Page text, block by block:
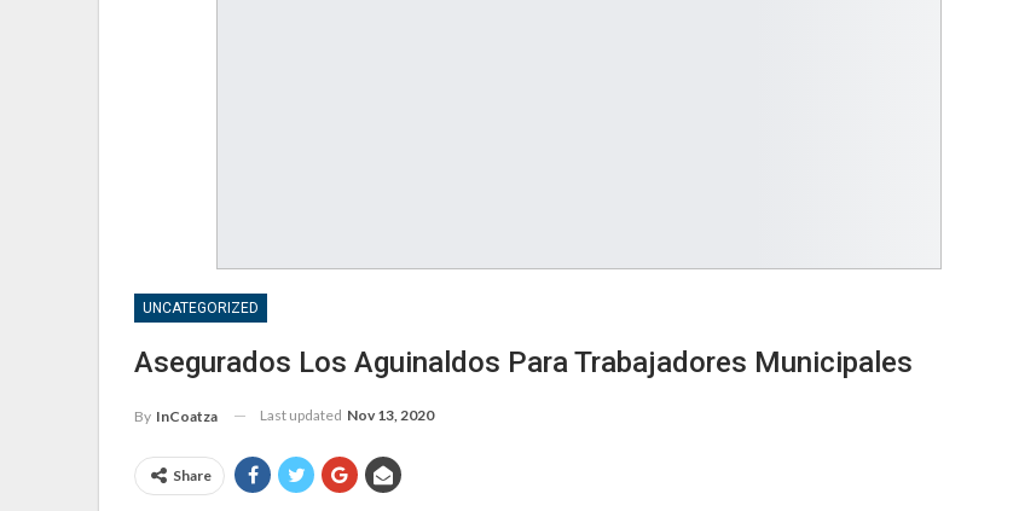
UNCATEGORIZED
Asegurados Los Aguinaldos Para Trabajadores Municipales
By InCoatza Last updated Nov 13, 2020
Share